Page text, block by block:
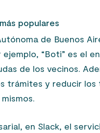
populares
de Buenos
“Boti” es el
de los vecinos.
trámites y reducir los
en Slack, el